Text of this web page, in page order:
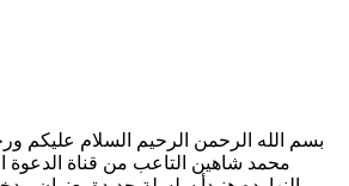
بسم الله الرحمن الرحيم السلام عليكم
محمد شاهين التاعب من قناة الدعوة